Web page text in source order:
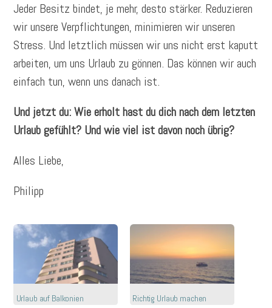
Jeder Besitz bindet, je mehr, desto stärker. Reduzieren
wir unsere Verpflichtungen, minimieren wir unseren
Stress. Und letztlich müssen wir uns nicht erst kaputt
arbeiten, um uns Urlaub zu gönnen. Das können wir auch
einfach tun, wenn uns danach ist.
Und jetzt du: Wie erholt hast du dich nach dem letzten
Urlaub gefühlt? Und wie viel ist davon noch übrig?
Alles Liebe,
Philipp
Urlaub auf Balkonien Richtig Urlaub machen